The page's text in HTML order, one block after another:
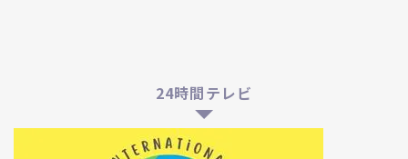
24時間テレビ